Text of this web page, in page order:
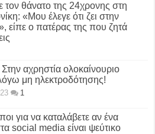
τον θάνατο της 24χρονης στη
«Μου έλεγε ότι ζει στην
είπε ο πατέρας της που ζητά
αχρηστία ολοκαίνουριο
μη ηλεκτροδότησης!
1
για να καταλάβετε αν ένα
social media είναι ψεύτικο